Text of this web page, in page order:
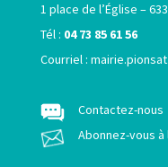
1 place de l’Église –
Tél : 04 73 85 61 56
Courriel :
Contactez-nous
Abonnez-vous